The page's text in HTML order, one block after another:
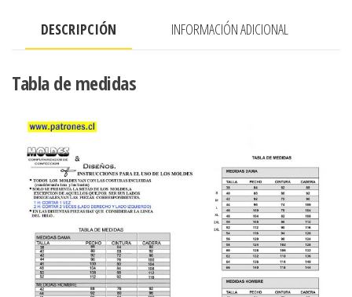
DESCRIPCIÓN INFORMACIÓN ADICIONAL
Tabla de medidas